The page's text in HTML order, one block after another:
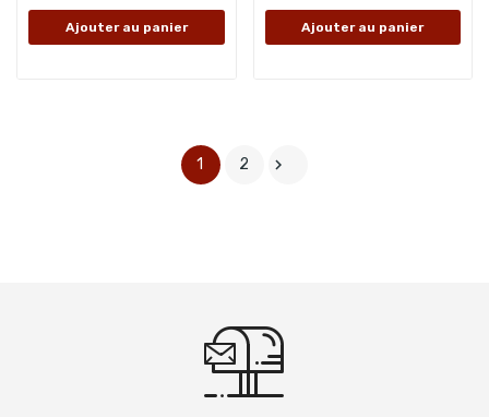
Ajouter au panier Ajouter au panier
1 2 